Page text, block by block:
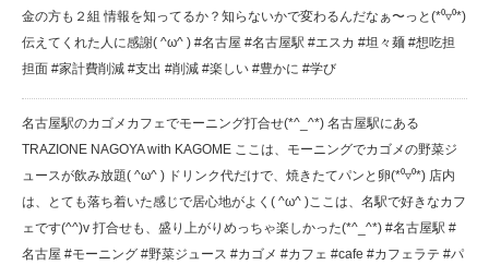
金の方も２組 情報を知ってるか？知らないかで変わるんだなぁ〜っと(*⁰▿⁰*)
伝えてくれた人に感謝( ^ω^ ) #名古屋 #名古屋駅 #エスカ #坦々麺 #想吃担
担面 #家計費削減 #支出 #削減 #楽しい #豊かに #学び
名古屋駅のカゴメカフェでモーニング打合せ(*^_^*) 名古屋駅にある
TRAZIONE NAGOYA with KAGOME ここは、モーニングでカゴメの野菜ジ
ュースが飲み放題( ^ω^ ) ドリンク代だけで、焼きたてパンと卵(*⁰▿⁰*) 店内
は、とても落ち着いた感じで居心地がよく( ^ω^ )ここは、名駅で好きなカフ
ェです(^^)v 打合せも、盛り上がり️めっちゃ楽しかった(*^_^*) #名古屋駅 #
名古屋 #モーニング #野菜ジュース #カゴメ #カフェ #cafe #カフェラテ #パ